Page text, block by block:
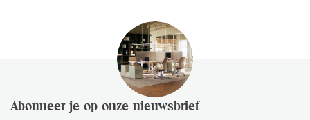
Abonneer je op onze nieuwsbrief